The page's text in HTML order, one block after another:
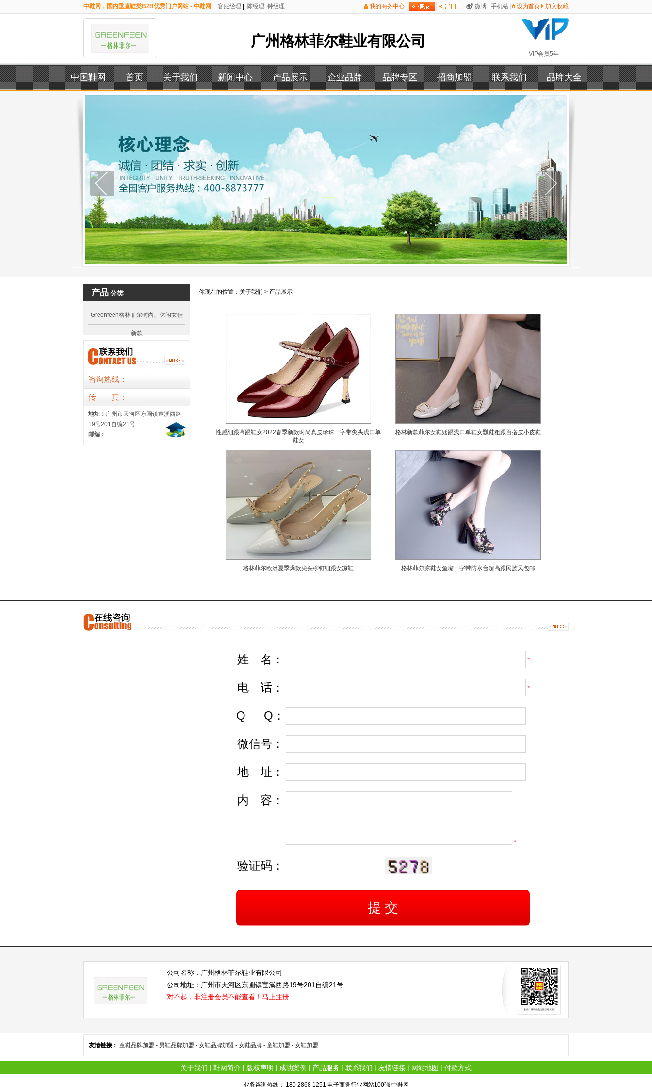
设为首页 加入收藏
手机站
微博
我的商务中心
中鞋网，国内垂直鞋类B2B优秀门户网站 - 中鞋网 客服经理 陈经理 钟经理
VIP会员5年
广州格林菲尔鞋业有限公司
中国鞋网 首页 关于我们 新闻中心 产品展示 企业品牌 品牌专区 招商加盟 联系我们 品牌大全
产品分类
Greenfeen格林菲尔时尚、休闲女鞋
新款
咨询热线：
传 真 ：
地址： 广州市天河区东圃镇宦溪西路
19号201自编21号
邮编：
你现在的位置：关于我们 > 产品展示
性感细跟高跟鞋女2022春季新款时尚真皮珍珠一字带尖头浅口单
鞋女
格林新款菲尔女鞋矮跟浅口单鞋女瓢鞋粗跟百搭皮小皮鞋
格林菲尔欧洲夏季爆款尖头柳钉细跟女凉鞋 格林菲尔凉鞋女鱼嘴一字带防水台超高跟民族风包邮
姓 名 ： *
电 话 ： *
Q Q ：
微信号：
地 址 ：
内 容 ：
*
验证码：
公司名称：广州格林菲尔鞋业有限公司
公司地址：广州市天河区东圃镇宦溪西路19号201自编21号
对不起，非注册会员不能查看！ 马上注册
友情链接： 童鞋品牌加盟 - 男鞋品牌加盟 - 女鞋品牌加盟 - 女鞋品牌 - 童鞋加盟 - 女鞋加盟
关于我们 | 鞋网简介 | 版权声明 | 成功案例 | 产品服务 | 联系我们 | 友情链接 | 网站地图 | 付款方式
业务咨询热线： 180 2868 1251 电子商务行业网站100强 中鞋网